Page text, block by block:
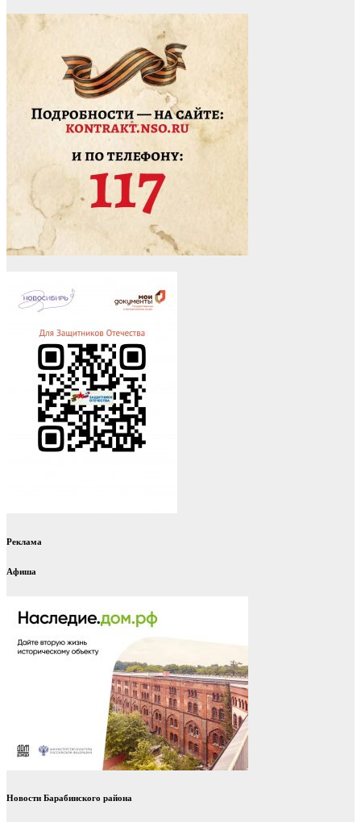
Реклама
Афиша
Новости Барабинского района